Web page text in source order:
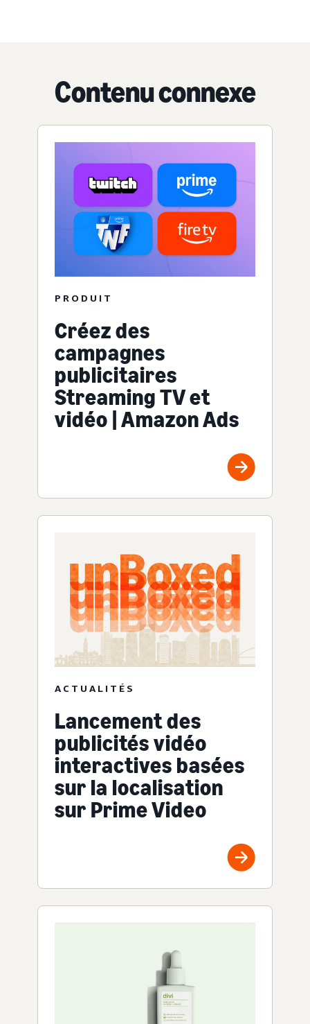
Contenu connexe
PRODUIT
Créez des
campagnes
publicitaires
Streaming TV et
vidéo | Amazon Ads
ACTUALITÉS
Lancement des
publicités vidéo
interactives basées
sur la localisation
sur Prime Video